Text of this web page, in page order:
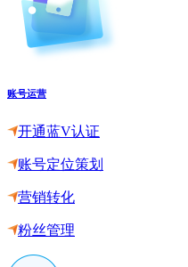
账号运营
开通蓝V认证
账号定位策划
营销转化
粉丝管理